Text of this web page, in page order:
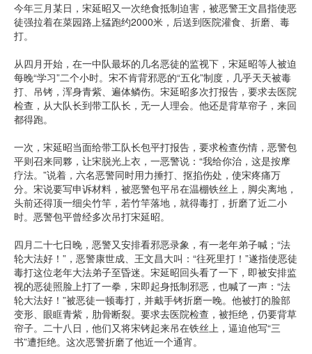
今年三月某日，宋延昭又一次绝食抵制迫害，被恶警王文昌指使恶
徒强拉着在菜园路上猛跑约2000米，后送到医院灌食、折磨、毒
打。
从四月开始，在一中队最坏的几名恶徒的监视下，宋延昭等人被迫
每晚“学习”二个小时。宋不肯背邪恶的“五化”制度，几乎天天被毒
打、吊铐，浑身青紫、遍体鳞伤。宋延昭多次打报告，要求去医院
检查，从大队长到带工队长，无一人理会。他还是背草帘子，来回
都得跑。
一次，宋延昭当面给带工队长包平打报告，要求检查伤情，恶警包
平则召来同夥，让宋脱光上衣，一恶警说：“我给你治，这是按摩
疗法。”说着，六名恶警同时用力捶打、抠掐伤处，使宋疼痛万
分。宋说要写申诉材料，被恶警包平吊在温棚铁丝上，脚尖离地，
头前还得顶一细尖竹竿，若竹竿落地，就得毒打，折磨了近二小
时。恶警包平曾经多次吊打宋延昭。
四月二十七日晚，恶警又安排看邪恶录象，有一老年弟子喊；“法
轮大法好！”，恶警康世成、王文昌大叫：“往死里打！”遂指使恶徒
毒打这位老年大法弟子至昏迷。宋延昭回头看了一下，即被安排监
视的恶徒照脸上打了一拳，宋即起身抵制邪恶，也喊了一声：“法
轮大法好！”被恶徒一顿毒打，并戴手铐折磨一晚。他被打的脸部
变形、眼眶青紫，肋骨断裂。要求去医院检查，被拒绝，仍要背草
帘子。二十八日，他们又将宋铐起来吊在铁丝上，逼迫他写“三
书”遭拒绝。这次恶警折磨了他近一个通宵。